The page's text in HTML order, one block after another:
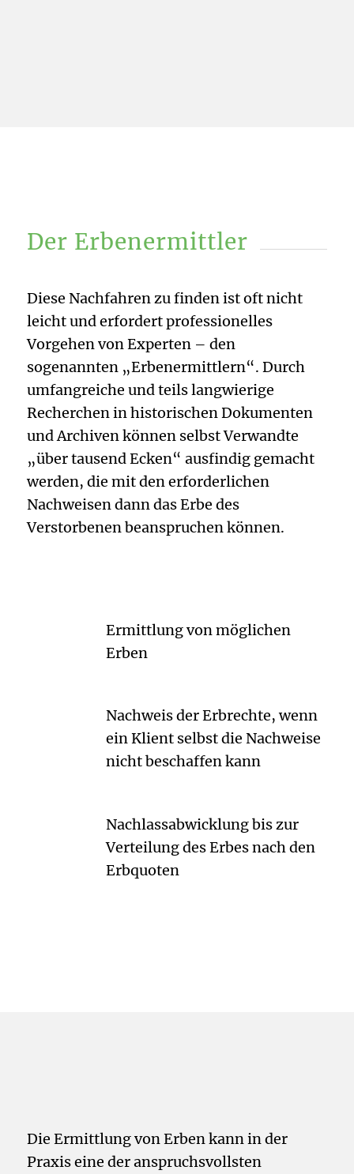
Der Erbenermittler
Diese Nachfahren zu finden ist oft nicht
leicht und erfordert professionelles
Vorgehen von Experten – den
sogenannten „Erbenermittlern“. Durch
umfangreiche und teils langwierige
Recherchen in historischen Dokumenten
und Archiven können selbst Verwandte
„über tausend Ecken“ ausfindig gemacht
werden, die mit den erforderlichen
Nachweisen dann das Erbe des
Verstorbenen beanspruchen können.
Ermittlung von möglichen
Erben
Nachweis der Erbrechte, wenn
ein Klient selbst die Nachweise
nicht beschaffen kann
Nachlassabwicklung bis zur
Verteilung des Erbes nach den
Erbquoten
Die Ermittlung von Erben kann in der
Praxis eine der anspruchsvollsten